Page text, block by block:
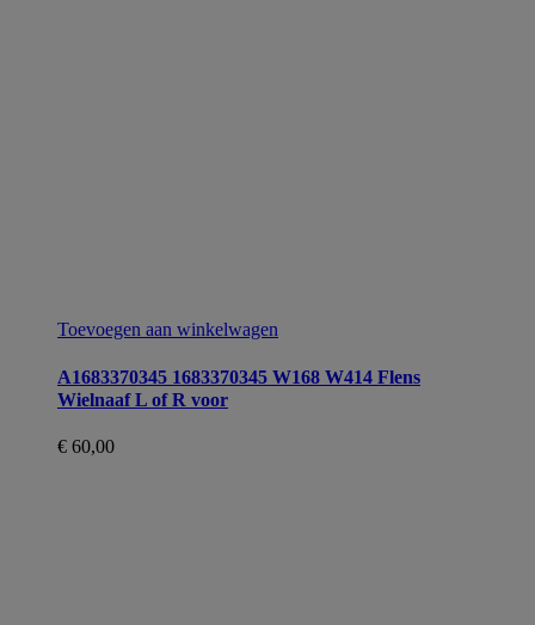
Toevoegen aan winkelwagen
A1683370345 1683370345 W168 W414 Flens
Wielnaaf L of R voor
€ 60,00